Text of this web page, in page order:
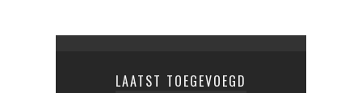
LAATST TOEGEVOEGD